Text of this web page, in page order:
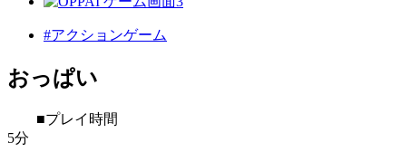
#アクションゲーム
おっぱい
■プレイ時間
5分